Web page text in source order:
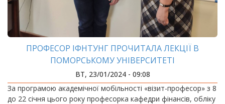
ПРОФЕСОР ІФНТУНГ ПРОЧИТАЛА ЛЕКЦІЇ В
ПОМОРСЬКОМУ УНІВЕРСИТЕТІ
ВТ, 23/01/2024 - 09:08
За програмою академічної мобільності «візит-професор» з 8
до 22 січня цього року професорка кафедри фінансів, обліку